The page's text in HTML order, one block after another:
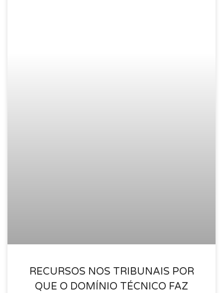
RECURSOS NOS TRIBUNAIS POR
QUE O DOMÍNIO TÉCNICO FAZ